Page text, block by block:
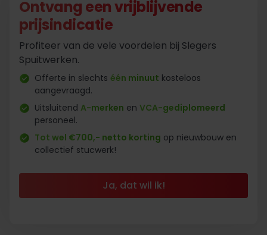
Ontvang een vrijblijvende
prijsindicatie
Profiteer van de vele voordelen bij Slegers
Spuitwerken.
Offerte in slechts één minuut kosteloos
aangevraagd.
Uitsluitend A-merken en VCA-gediplomeerd
personeel.
Tot wel €700,- netto korting op nieuwbouw en
collectief stucwerk!
Ja, dat wil ik!